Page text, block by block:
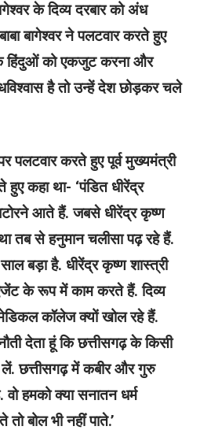
के दिव्य दरबार को अंध
बागेश्वर ने पलटवार करते हुए
हिंदुओं को एकजुट करना और
है तो उन्हें देश छोड़कर चले
पलटवार करते हुए पूर्व मुख्यमंत्री
कहा था- ‘पंडित धीरेंद्र
आते हैं. जबसे धीरेंद्र कृष्ण
तब से हनुमान चलीसा पढ़ रहे हैं.
बड़ा है. धीरेंद्र कृष्ण शास्त्री
के रूप में काम करते हैं. दिव्य
कॉलेज क्यों खोल रहे हैं.
देता हूं कि छत्तीसगढ़ के किसी
लें. छत्तीसगढ़ में कबीर और गुरु
वो हमको क्या सनातन धर्म
बोल भी नहीं पाते.’